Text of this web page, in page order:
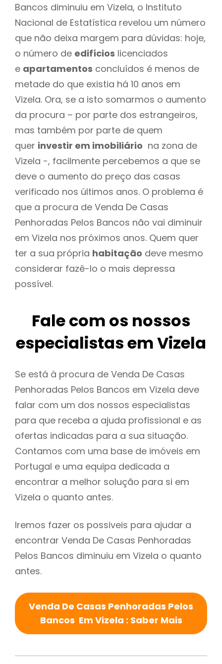
Bancos diminuiu em Vizela, o Instituto
Nacional de Estatística revelou um número
que não deixa margem para dúvidas: hoje,
o número de edifícios licenciados
e apartamentos concluídos é menos de
metade do que existia há 10 anos em
Vizela. Ora, se a isto somarmos o aumento
da procura – por parte dos estrangeiros,
mas também por parte de quem
quer investir em imobiliário na zona de
Vizela -, facilmente percebemos a que se
deve o aumento do preço das casas
verificado nos últimos anos. O problema é
que a procura de Venda De Casas
Penhoradas Pelos Bancos não vai diminuir
em Vizela nos próximos anos. Quem quer
ter a sua própria habitação deve mesmo
considerar fazê-lo o mais depressa
possível.
Fale com os nossos
especialistas em Vizela
Se está à procura de Venda De Casas
Penhoradas Pelos Bancos em Vizela deve
falar com um dos nossos especialistas
para que receba a ajuda profissional e as
ofertas indicadas para a sua situação.
Contamos com uma base de imóveis em
Portugal e uma equipa dedicada a
encontrar a melhor solução para si em
Vizela o quanto antes.
Iremos fazer os possiveis para ajudar a
encontrar Venda De Casas Penhoradas
Pelos Bancos diminuiu em Vizela o quanto
antes.
Venda De Casas Penhoradas Pelos
Bancos Em Vizela : Saber Mais